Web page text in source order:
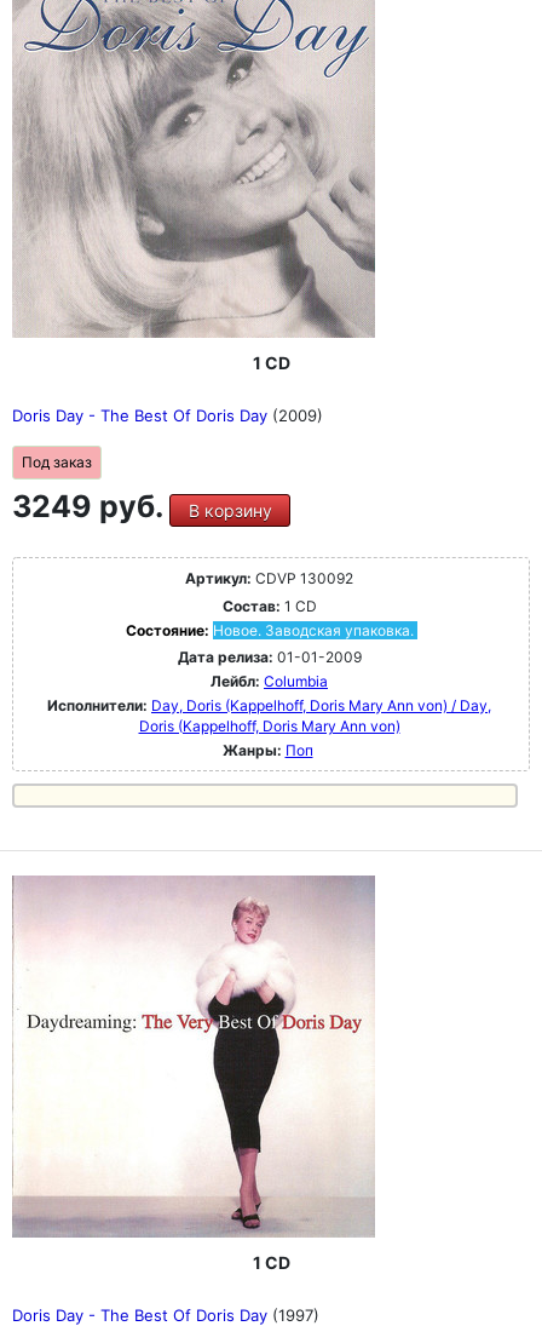
1 CD
Doris Day - The Best Of Doris Day (2009)
Под заказ
3249 руб. В корзину
Артикул: CDVP 130092
Состав: 1 CD
Состояние: Новое. Заводская упаковка.
Дата релиза: 01-01-2009
Лейбл: Columbia
Исполнители: Day, Doris (Kappelhoff, Doris Mary Ann von) / Day,
Doris (Kappelhoff, Doris Mary Ann von)
Жанры: Поп
1 CD
Doris Day - The Best Of Doris Day (1997)